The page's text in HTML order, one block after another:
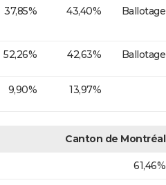
37,85% 43,40% Ballotage
52,26% 42,63% Ballotage
9,90% 13,97%
Canton de Montréal
61,46%